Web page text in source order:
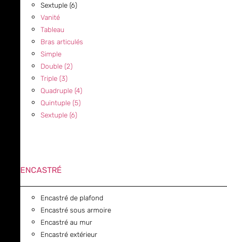
Sextuple (6)
Vanité
Tableau
Bras articulés
Simple
Double (2)
Triple (3)
Quadruple (4)
Quintuple (5)
Sextuple (6)
ENCASTRÉ
Encastré de plafond
Encastré sous armoire
Encastré au mur
Encastré extérieur